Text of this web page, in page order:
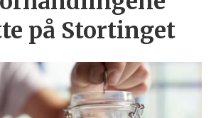
på Stortinget